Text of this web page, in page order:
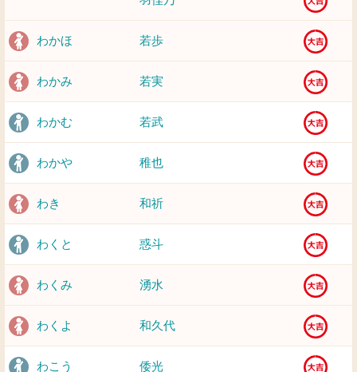
わかほ 若歩
わかみ 若実
わかむ 若武
わかや 稚也
わき 和祈
わくと 惑斗
わくみ 湧水
わくよ 和久代
わこう 倭光